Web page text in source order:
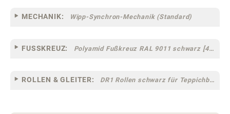
MECHANIK: Wipp-Synchron-Mechanik (Standard)
FUSSKREUZ: Polyamid Fußkreuz RAL 9011 schwarz [44]
ROLLEN & GLEITER: DR1 Rollen schwarz für Teppichböden [10]